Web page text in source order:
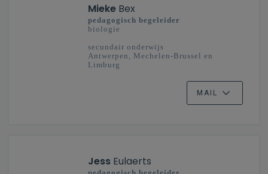
Mieke Bex
pedagogisch begeleider
biologie
secundair onderwijs
Antwerpen, Mechelen-Brussel en
Limburg
MAIL
Jess Eulaerts